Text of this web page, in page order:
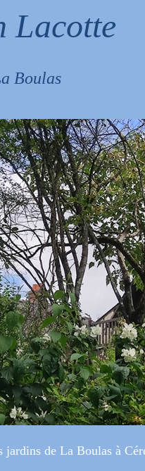
Lacotte
Boulas
jardins de La Boulas à